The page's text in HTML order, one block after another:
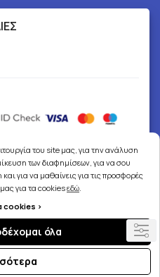
joypharmacy.gr
του site μας, για την ανάλυση
των διαφημίσεων, για να σου
για να μαθαίνεις για τις προσφορές
για τα cookiesεδώ.
cookies >
όλα